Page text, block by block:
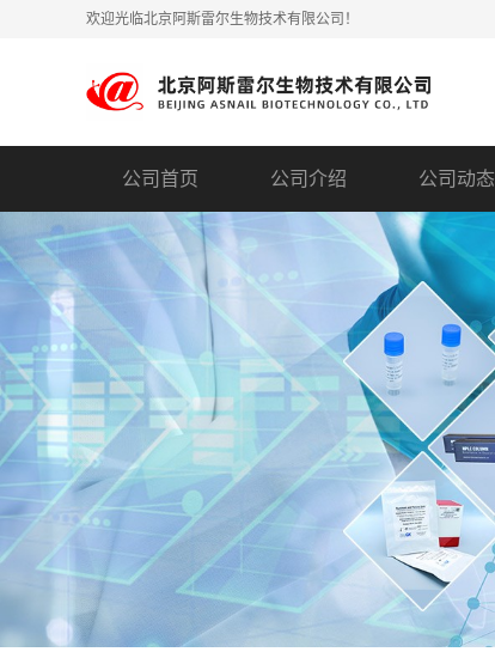
欢迎光临北京阿斯雷尔生物技术有限公司！
公司首页 公司介绍 公司动态